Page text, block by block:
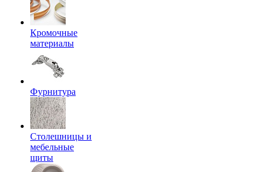
Кромочные
материалы
Фурнитура
Столешницы и
мебельные
щиты